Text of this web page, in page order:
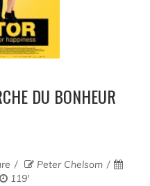
DU BONHEUR
Peter Chelsom
119'